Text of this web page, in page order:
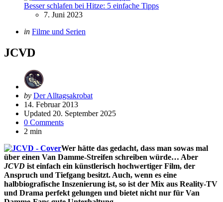
Besser schlafen bei Hitze: 5 einfache Tipps
7. Juni 2023
Categories
Posted
in Filme und Serien
JCVD
Posted
by
by Der Alltagsakrobat
14. Februar 2013
Updated 20. September 2025
0 Comments
2 min
Wer hätte das gedacht, dass man sowas mal
über einen Van Damme-Streifen schreiben würde… Aber
JCVD ist einfach ein künstlerisch hochwertiger Film, der
Anspruch und Tiefgang besitzt. Auch, wenn es eine
halbbiografische Inszenierung ist, so ist der Mix aus Reality-TV
und Drama perfekt gelungen und bietet nicht nur für Van